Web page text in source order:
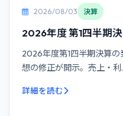
2026/08/03 決算
2026年度 第1四半期
2026年度第1四半期決算
想の修正が開示。売上・利
詳細を読む